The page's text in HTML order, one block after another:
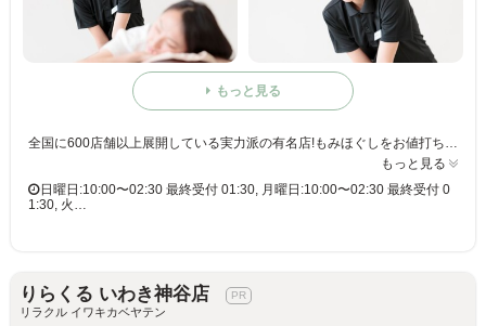
もっと見る
全国に600店舗以上展開している実力派の有名店!もみほぐしをお値打ち価格で☆60分3,980円(りらくるアプリ会員価格3,600円)
もっと見る
日曜日:10:00〜02:30 最終受付 01:30, 月曜日:10:00〜02:30 最終受付 0
1:30, 火…
りらくる いわき神谷店
リラクル イワキカベヤテン